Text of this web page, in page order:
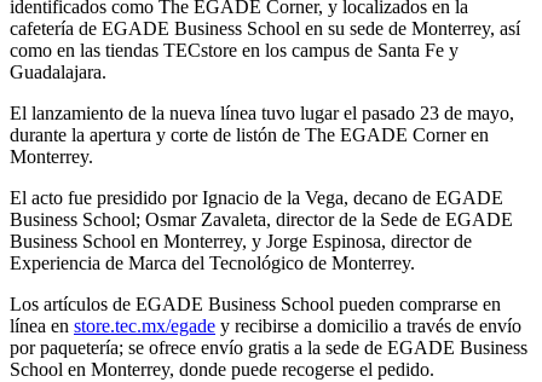
identificados como The EGADE Corner, y localizados en la
cafetería de EGADE Business School en su sede de Monterrey, así
como en las tiendas TECstore en los campus de Santa Fe y
Guadalajara.
El lanzamiento de la nueva línea tuvo lugar el pasado 23 de mayo,
durante la apertura y corte de listón de The EGADE Corner en
Monterrey.
El acto fue presidido por Ignacio de la Vega, decano de EGADE
Business School; Osmar Zavaleta, director de la Sede de EGADE
Business School en Monterrey, y Jorge Espinosa, director de
Experiencia de Marca del Tecnológico de Monterrey.
Los artículos de EGADE Business School pueden comprarse en
línea en store.tec.mx/egade y recibirse a domicilio a través de envío
por paquetería; se ofrece envío gratis a la sede de EGADE Business
School en Monterrey, donde puede recogerse el pedido.